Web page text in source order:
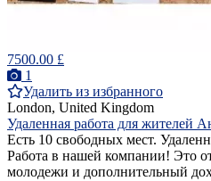
7500.00 £
1
Удалить из избранного
London, United Kingdom
Удаленная работа для жителей
Есть 10 свободных мест.
Работа в нашей компании! Это
молодежи и дополнительный